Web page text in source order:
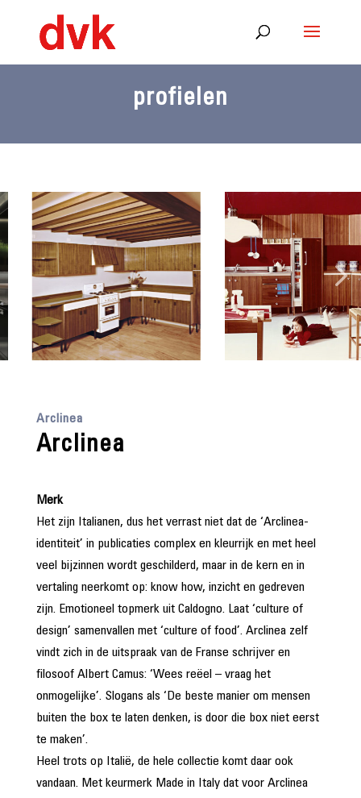
profielen
Arclinea
Arclinea
Merk
Het zijn Italianen, dus het verrast niet dat de ‘Arclinea-
identiteit’ in publicaties complex en kleurrijk en met heel
veel bijzinnen wordt geschilderd, maar in de kern en in
vertaling neerkomt op: know how, inzicht en gedreven
zijn. Emotioneel topmerk uit Caldogno. Laat ‘culture of
design’ samenvallen met ‘culture of food’. Arclinea zelf
vindt zich in de uitspraak van de Franse schrijver en
filosoof Albert Camus: ‘Wees reëel – vraag het
onmogelijke’. Slogans als ‘De beste manier om mensen
buiten the box te laten denken, is door die box niet eerst
te maken’.
Heel trots op Italië, de hele collectie komt daar ook
vandaan. Met keurmerk Made in Italy dat voor Arclinea